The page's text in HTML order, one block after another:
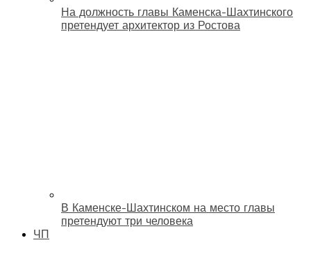
На должность главы Каменска-Шахтинского
претендует архитектор из Ростова
В Каменске-Шахтинском на место главы
претендуют три человека
ЧП